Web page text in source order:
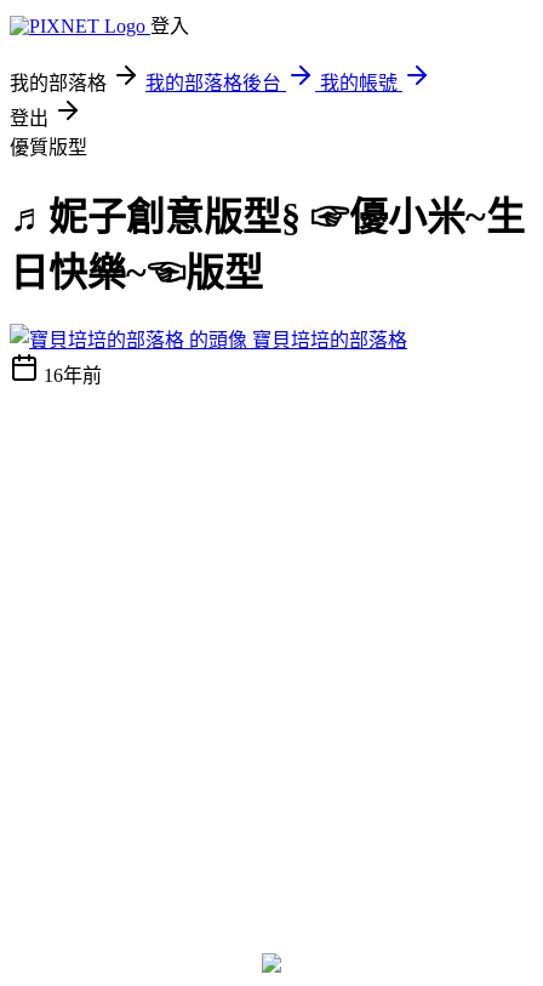
登入
我的部落格 我的部落格後台
我的帳號
登出
優質版型
♬妮子創意版型§ ☞優小米~生
日快樂~☜版型
寶貝培培的部落格
16年前